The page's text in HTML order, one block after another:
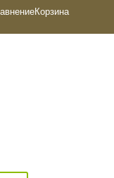
Корзина